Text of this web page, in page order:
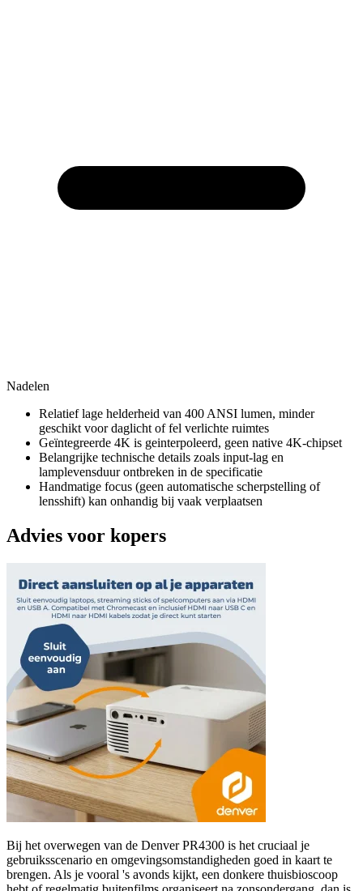
Nadelen
Relatief lage helderheid van 400 ANSI lumen, minder
geschikt voor daglicht of fel verlichte ruimtes
Geïntegreerde 4K is geinterpoleerd, geen native 4K-chipset
Belangrijke technische details zoals input-lag en
lamplevensduur ontbreken in de specificatie
Handmatige focus (geen automatische scherpstelling of
lensshift) kan onhandig bij vaak verplaatsen
Advies voor kopers
Bij het overwegen van de Denver PR4300 is het cruciaal je
gebruiksscenario en omgevingsomstandigheden goed in kaart te
brengen. Als je vooral 's avonds kijkt, een donkere thuisbioscoop